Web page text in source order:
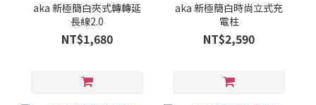
aka 新極簡白夾式轉轉延
長線2.0
NT$1,680
aka 新極簡白時尚立式充
電柱
NT$2,590